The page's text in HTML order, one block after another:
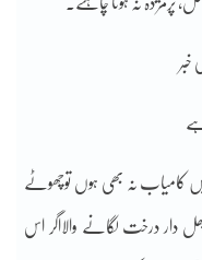
کامیاب نہ بھی ہوں توچھوٹے
دار درخت لگانے والااگر اس